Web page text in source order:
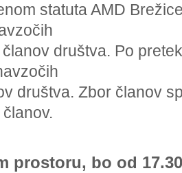
statuta AMD
društva. Po
društva. Zbor članov
prostoru, bo od